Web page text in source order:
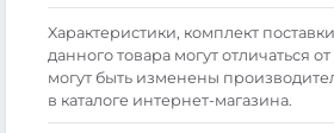
Xарактеристики, комплект
данного товара могут отличаться
могут быть изменены
в каталоге интернет-магазина.